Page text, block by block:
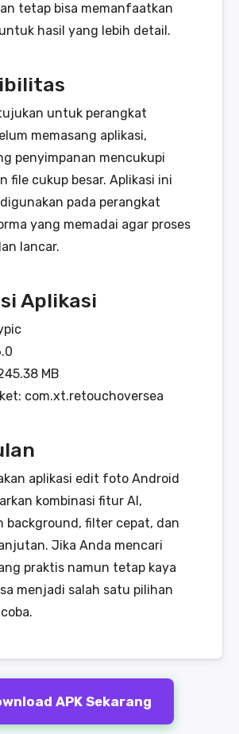
tetap bisa memanfaatkan
hasil yang lebih detail.
untuk perangkat
memasang aplikasi,
penyimpanan mencukupi
file cukup besar. Aplikasi ini
pada perangkat
yang memadai agar proses
lancar.
Aplikasi
MB
com.xt.retouchoversea
aplikasi edit foto Android
kombinasi fitur AI,
background, filter cepat, dan
Jika Anda mencari
praktis namun tetap kaya
menjadi salah satu pilihan
APK Sekarang